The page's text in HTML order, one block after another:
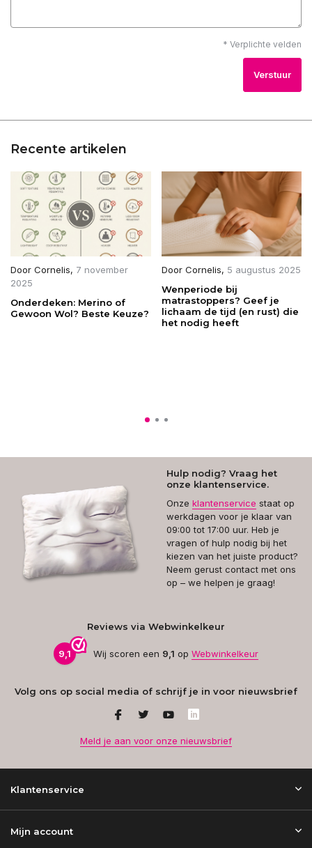
* Verplichte velden
Verstuur
Recente artikelen
Door Cornelis, 7 november
2025
Onderdeken: Merino of
Gewoon Wol? Beste Keuze?
Door Cornelis, 5 augustus 2025
Wenperiode bij
matrastoppers? Geef je
lichaam de tijd (en rust) die
het nodig heeft
Hulp nodig? Vraag het
onze klantenservice.
Onze klantenservice staat op
werkdagen voor je klaar van
09:00 tot 17:00 uur. Heb je
vragen of hulp nodig bij het
kiezen van het juiste product?
Neem gerust contact met ons
op – we helpen je graag!
Reviews via Webwinkelkeur
9,1 Wij scoren een 9,1 op Webwinkelkeur
Volg ons op social media of schrijf je in voor nieuwsbrief
Meld je aan voor onze nieuwsbrief
Klantenservice
Mijn account